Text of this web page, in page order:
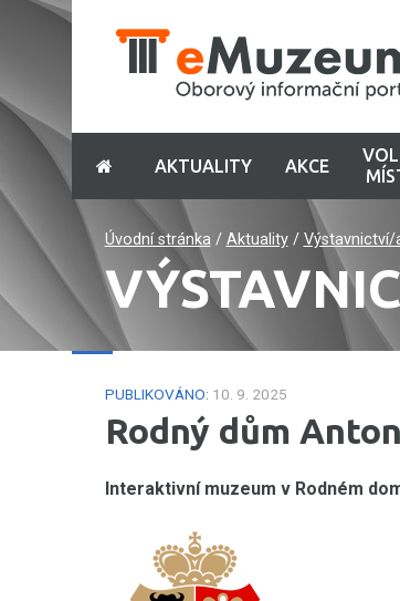
AKTUALITY AKCE
Úvodní stránka/ Aktuality/
PUBLIKOVÁNO: 10. 9. 2025
Rodný dům
Interaktivní muzeum v Rodném